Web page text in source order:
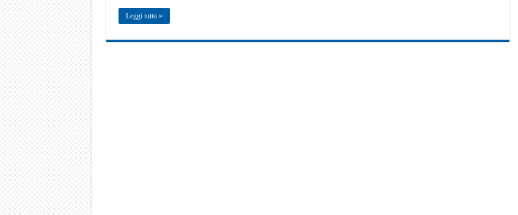
Leggi tutto »